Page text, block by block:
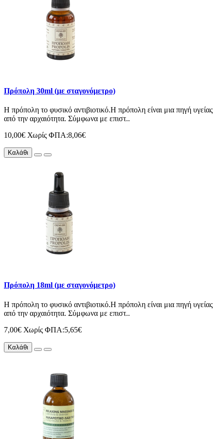
Πρόπολη 30ml (με σταγονόμετρο)
Η πρόπολη το φυσικό αντιβιοτικό.Η πρόπολη είναι μια πηγή υγείας
από την αρχαιότητα. Σύμφωνα με επιστ..
10,00€ Χωρίς ΦΠΑ:8,06€
Καλάθι
Πρόπολη 18ml (με σταγονόμετρο)
Η πρόπολη το φυσικό αντιβιοτικό.Η πρόπολη είναι μια πηγή υγείας
από την αρχαιότητα. Σύμφωνα με επιστ..
7,00€ Χωρίς ΦΠΑ:5,65€
Καλάθι